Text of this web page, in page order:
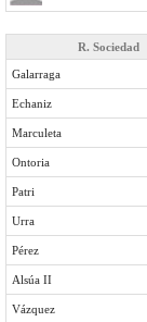
R. Sociedad
Galarraga
Echaniz
Marculeta
Ontoria
Patri
Urra
Pérez
Alsúa II
Vázquez